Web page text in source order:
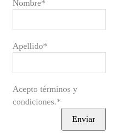
Nombre*
Apellido*
Acepto términos y
condiciones.*